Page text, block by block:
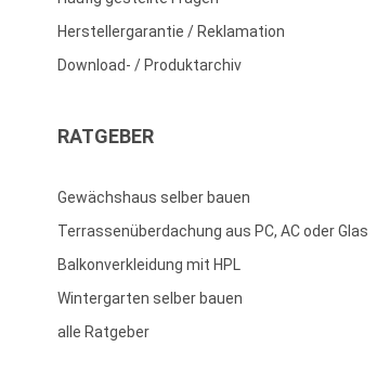
Herstellergarantie / Reklamation
Download- / Produktarchiv
RATGEBER
Gewächshaus selber bauen
Terrassenüberdachung aus PC, AC oder Glas
Balkonverkleidung mit HPL
Wintergarten selber bauen
alle Ratgeber